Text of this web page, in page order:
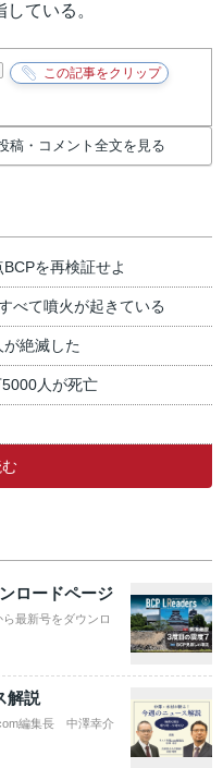
ている。
稿・コメント全文を見る
を再検証せよ
べて噴火が起きている
絶滅した
人が死亡
ロードページ
最新号をダウンロ
解説
編集長 中澤幸介